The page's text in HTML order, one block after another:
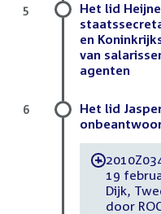
Het lid
en
van
agenten
5
Het lid
-
19
Dijk,
door
6